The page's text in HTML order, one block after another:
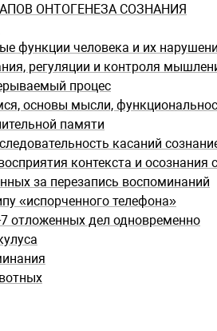
ОНТОГЕНЕЗА СОЗНАНИЯ
функции человека и их
регуляции и контроля
процес
основы мысли,
памяти
касаний
контекста и
за перезапись воспоминаний
«испорченного телефона»
отложенных дел одновременно